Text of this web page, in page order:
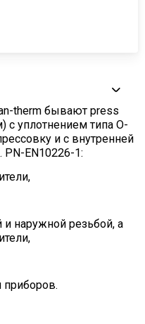
therm бывают press
с уплотнением типа O-
и с внутренней
PN-EN10226-1:
и наружной резьбой, а
приборов.